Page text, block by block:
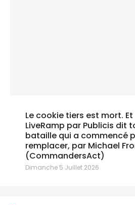
Le cookie tiers est mort.
LiveRamp par Publicis dit
bataille qui a commencé
remplacer, par Michael
(CommandersAct)
Dimanche 5 Juillet 2026